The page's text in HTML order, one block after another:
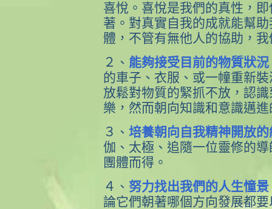
喜悅。喜悅是我們的真性，
著。對真實自我的成就能幫
體，不管有無他人的協助，
２、 能夠接受目前的物質狀況
的車子、衣服、或一幢重新
放鬆對物質的緊抓不放，認
樂，然而朝向知識和意識邁
３、 培養朝向自我精神開放的
伽、太極、追隨一位靈修的
團體而得。
４、 努力找出我們的人生憧景
論它們朝著哪個方向發展都